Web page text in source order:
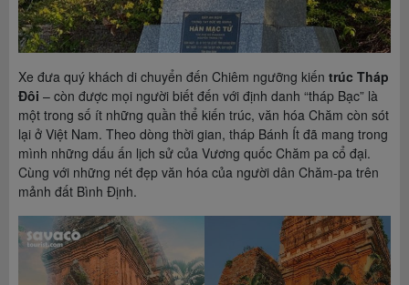
Xe đưa quý khách di chuyển đến Chiêm ngưỡng kiến trúc Tháp
Đôi – còn được mọi người biết đến với định danh “tháp Bạc” là
một trong số ít những quần thể kiến trúc, văn hóa Chăm còn sót
lại ở Việt Nam. Theo dòng thời gian, tháp Bánh Ít đã mang trong
mình những dấu ấn lịch sử của Vương quốc Chăm pa cổ đại.
Cùng với những nét đẹp văn hóa của người dân Chăm-pa trên
mảnh đất Bình Định.